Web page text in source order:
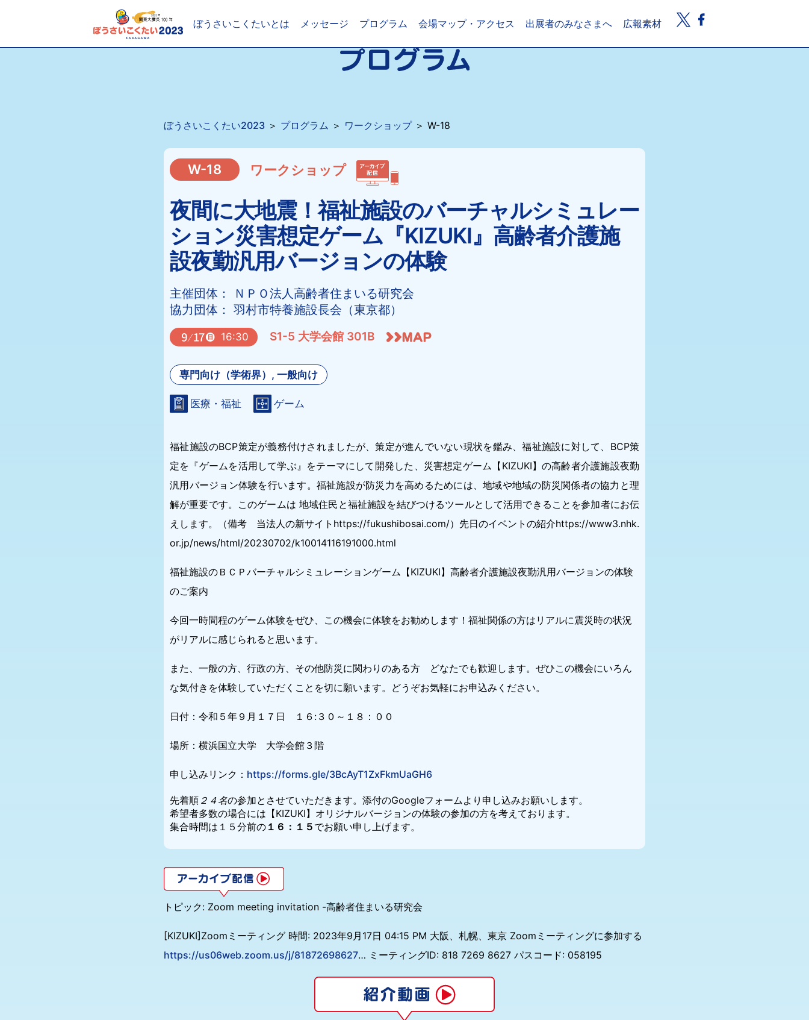
ぼうさいこくたいとは メッセージ プログラム 会場マップ・アクセス 出展者のみなさまへ 広報素材
ぼうさいこくたい2023 ＞ プログラム ＞ ワークショップ＞ W-18
W-18 ワークショップ
夜間に大地震！福祉施設のバーチャルシミュレー
ション災害想定ゲーム『KIZUKI』高齢者介護施
設夜勤汎用バージョンの体験
主催団体： ＮＰＯ法人高齢者住まいる研究会
協力団体： 羽村市特養施設長会（東京都）
16:30 S1-5 大学会館 301B
専門向け（学術界）, 一般向け
医療・福祉 ゲーム
福祉施設のBCP策定が義務付けされましたが、策定が進んでいない現状を鑑み、福祉施設に対して、BCP策
定を『ゲームを活用して学ぶ』をテーマにして開発した、災害想定ゲーム【KIZUKI】の高齢者介護施設夜勤
汎用バージョン体験を行います。福祉施設が防災力を高めるためには、地域や地域の防災関係者の協力と理
解が重要です。このゲームは 地域住民と福祉施設を結びつけるツールとして活用できることを参加者にお伝
えします。（備考 当法人の新サイトhttps://fukushibosai.com/）先日のイベントの紹介https://www3.nhk.
or.jp/news/html/20230702/k10014116191000.html
福祉施設のＢＣＰバーチャルシミュレーションゲーム【KIZUKI】高齢者介護施設夜勤汎用バージョンの体験
のご案内
今回一時間程のゲーム体験をぜひ、この機会に体験をお勧めします！福祉関係の方はリアルに震災時の状況
がリアルに感じられると思います。
また、一般の方、行政の方、その他防災に関わりのある方 どなたでも歓迎します。ぜひこの機会にいろん
な気付きを体験していただくことを切に願います。どうぞお気軽にお申込みください。
日付：令和５年９月１７日 １６:３０～１８：００
場所：横浜国立大学 大学会館３階
申し込みリンク： https://forms.gle/3BcAyT1ZxFkmUaGH6
先着順 ２４名の参加とさせていただきます。添付のGoogleフォームより申し込みお願いします。
希望者多数の場合には【KIZUKI】オリジナルバージョンの体験の参加の方を考えております。
集合時間は１５分前の １６：１５ でお願い申し上げます。
トピック: Zoom meeting invitation -高齢者住まいる研究会
[KIZUKI]Zoomミーティング 時間: 2023年9月17日 04:15 PM 大阪、札幌、東京 Zoomミーティングに参加する
https://us06web.zoom.us/j/81872698627… ミーティングID: 818 7269 8627 パスコード: 058195